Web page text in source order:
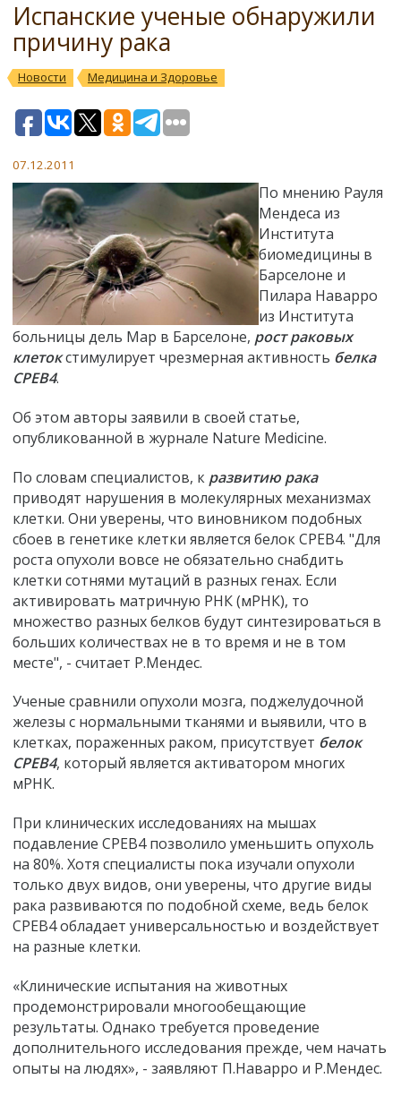
Испанские ученые обнаружили
причину рака
Новости Медицина и Здоровье
07.12.2011
По мнению Рауля
Мендеса из
Института
биомедицины в
Барселоне и
Пилара Наварро
из Института
больницы дель Мар в Барселоне, рост раковых
клетокстимулирует чрезмерная активность белка
CPEB4.
Об этом авторы заявили в своей статье,
опубликованной в журнале Nature Medicine.
По словам специалистов, к развитию рака
приводят нарушения в молекулярных механизмах
клетки. Они уверены, что виновником подобных
сбоев в генетике клетки является белок CPEB4. "Для
роста опухоли вовсе не обязательно снабдить
клетки сотнями мутаций в разных генах. Если
активировать матричную РНК (мРНК), то
множество разных белков будут синтезироваться в
больших количествах не в то время и не в том
месте", - считает Р.Мендес.
Ученые сравнили опухоли мозга, поджелудочной
железы с нормальными тканями и выявили, что в
клетках, пораженных раком, присутствует белок
CPEB4, который является активатором многих
мРНК.
При клинических исследованиях на мышах
подавление СРЕВ4 позволило уменьшить опухоль
на 80%. Хотя специалисты пока изучали опухоли
только двух видов, они уверены, что другие виды
рака развиваются по подобной схеме, ведь белок
СРЕВ4 обладает универсальностью и воздействует
на разные клетки.
«Клинические испытания на животных
продемонстрировали многообещающие
результаты. Однако требуется проведение
дополнительного исследования прежде, чем начать
опыты на людях», - заявляют П.Наварро и Р.Мендес.